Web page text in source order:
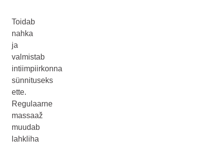
Toidab
nahka
ja
valmistab
intiimpiirkonna
sünnituseks
ette.
Regulaarne
massaaž
muudab
lahkliha